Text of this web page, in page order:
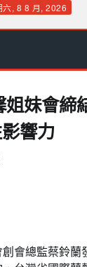
六, 8 8 月, 2026
社 文 公 運 旅 政
妹會締
響力
會總監蔡鈴蘭